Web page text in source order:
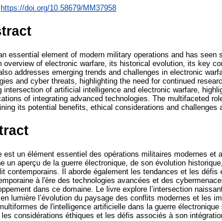
https://doi.org/10.58679/MM37958
essential element of modern military operations and has seen
overview of electronic warfare, its historical evolution, its key
addresses emerging trends and challenges in electronic
and cyber threats, highlighting the need for continued
intersection of artificial intelligence and electronic warfare,
of integrating advanced technologies. The multifaceted
its potential benefits, ethical considerations and challenges
est un élément essentiel des opérations militaires modernes
un aperçu de la guerre électronique, de son évolution
contemporains. Il aborde également les tendances et les défis
à l'ère des technologies avancées et des
dans ce domaine. Le livre explore l’intersection
lumière l’évolution du paysage des conflits modernes et les
de l'intelligence artificielle dans la guerre
considérations éthiques et les défis associés à son